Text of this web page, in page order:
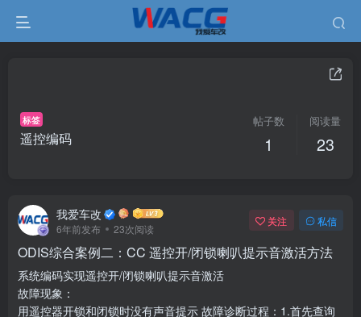
标签
遥控编码
帖子数
1
阅读量
23
我爱车改
6年前发布 23次阅读
关注 私信
ODIS综合案例二：CC 遥控开/闭锁喇叭提示音激活方法
系统编码实现遥控开/闭锁喇叭提示音激活
故障现象：
用遥控器开锁和闭锁时没有声音提示 故障诊断过程：1.首先查询